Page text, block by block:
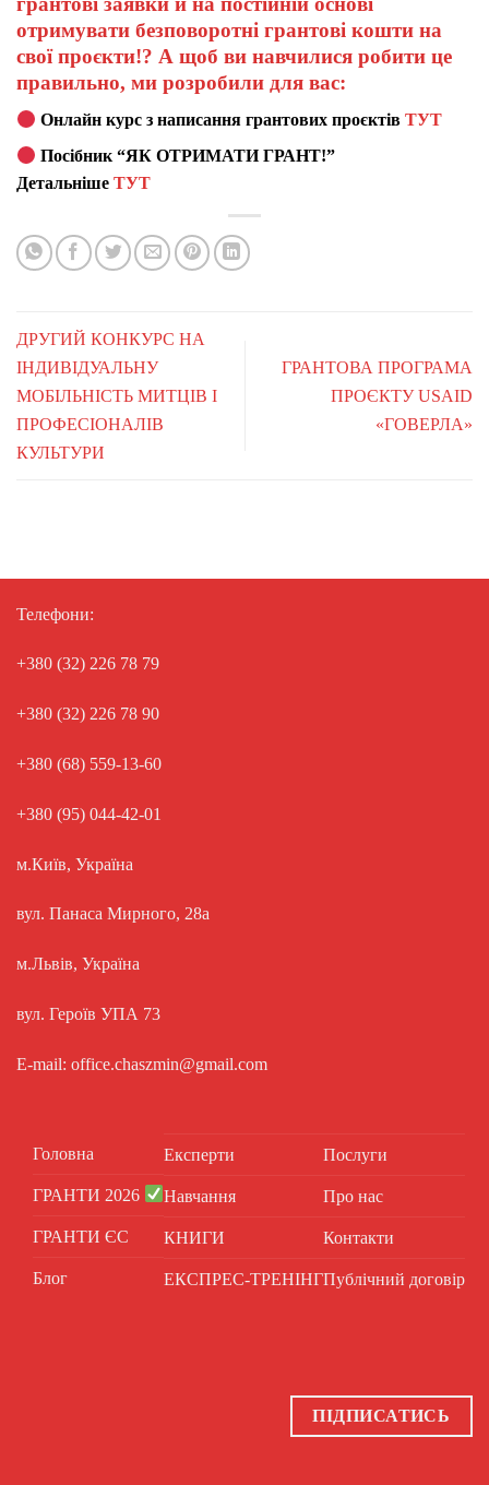
отримувати безповоротні грантові кошти на
свої проєкти!? А щоб ви навчилися робити це
правильно, ми розробили для вас:
Онлайн курс з написання грантових проєктівТУТ
Посібник “ЯК ОТРИМАТИ ГРАНТ!”
Детальніше ТУТ
ДРУГИЙ КОНКУРС НА
ІНДИВІДУАЛЬНУ
МОБІЛЬНІСТЬ МИТЦІВ І
ПРОФЕСІОНАЛІВ
КУЛЬТУРИ
ГРАНТОВА ПРОГРАМА
ПРОЄКТУ USAID
«ГОВЕРЛА»
Телефони:
+380 (32) 226 78 79
+380 (32) 226 78 90
+380 (68) 559-13-60
+380 (95) 044-42-01
м.Київ, Україна
вул. Панаса Мирного, 28а
м.Львів, Україна
вул. Героїв УПА 73
E-mail: office.chaszmin@gmail.com
Головна
ГРАНТИ 2026
ГРАНТИ ЄС
Блог
Експерти
Навчання
КНИГИ
ЕКСПРЕС-ТРЕНІНГ
Послуги
Про нас
Контакти
Публічний договір
ПІДПИСАТИСЬ